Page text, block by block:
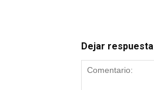
Dejar respuesta